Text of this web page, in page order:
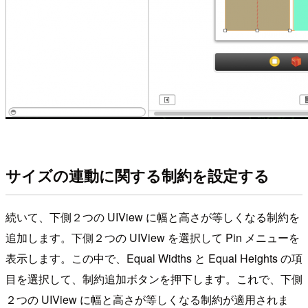
サイズの連動に関する制約を設定する
続いて、下側２つの UIView に幅と高さが等しくなる制約を
追加します。下側２つの UIView を選択して Pin メニューを
表示します。この中で、Equal Widths と Equal Heights の項
目を選択して、制約追加ボタンを押下します。これで、下側
２つの UIView に幅と高さが等しくなる制約が適用されま